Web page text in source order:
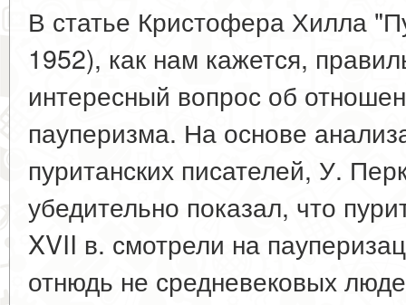
В статье Кристофера Хилла
1952), как нам кажется,
интересный вопрос об
пауперизма. На основе
пуританских писателей, У.
убедительно показал, что
XVII в. смотрели на
отнюдь не средневековых